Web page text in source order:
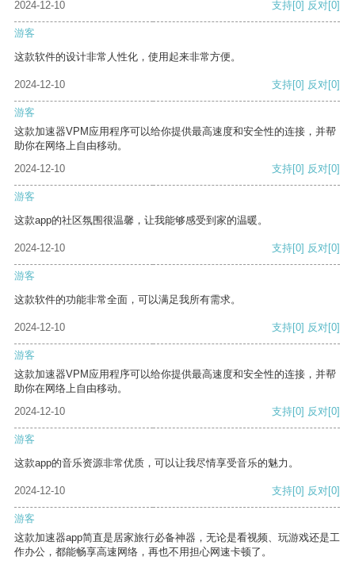
2024-12-10
支持[0] 反对[0]
游客
这款软件的设计非常人性化，使用起来非常方便。
2024-12-10 支持[0] 反对[0]
游客
这款加速器VPM应用程序可以给你提供最高速度和安全性的连接，并帮
助你在网络上自由移动。
2024-12-10
支持[0] 反对[0]
游客
这款app的社区氛围很温馨，让我能够感受到家的温暖。
2024-12-10 支持[0] 反对[0]
游客
这款软件的功能非常全面，可以满足我所有需求。
2024-12-10 支持[0] 反对[0]
游客
这款加速器VPM应用程序可以给你提供最高速度和安全性的连接，并帮
助你在网络上自由移动。
2024-12-10
支持[0] 反对[0]
游客
这款app的音乐资源非常优质，可以让我尽情享受音乐的魅力。
2024-12-10 支持[0] 反对[0]
游客
这款加速器app简直是居家旅行必备神器，无论是看视频、玩游戏还是工
作办公，都能畅享高速网络，再也不用担心网速卡顿了。